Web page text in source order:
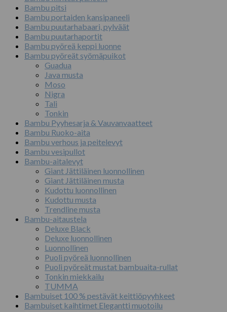
Bambu pitsi
Bambu portaiden kansipaneeli
Bambu puutarhabaari, pylväät
Bambu puutarhaportit
Bambu pyöreä keppi luonne
Bambu pyöreät syömäpuikot
Guadua
Java musta
Moso
Nigra
Tali
Tonkin
Bambu Pyyhesarja & Vauvanvaatteet
Bambu Ruoko-aita
Bambu verhous ja peitelevyt
Bambu vesipullot
Bambu-aitalevyt
Giant Jättiläinen luonnollinen
Giant Jättiläinen musta
Kudottu luonnollinen
Kudottu musta
Trendline musta
Bambu-aitaustela
Deluxe Black
Deluxe luonnollinen
Luonnollinen
Puoli pyöreä luonnollinen
Puoli pyöreät mustat bambuaita-rullat
Tonkin miekkailu
TUMMA
Bambuiset 100 % pestävät keittiöpyyhkeet
Bambuiset kaihtimet Elegantti muotoilu